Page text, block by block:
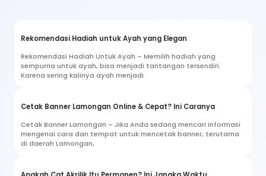
Rekomendasi Hadiah untuk Ayah yang Elegan
Rekomendasi Hadiah Untuk Ayah – Memilih hadiah yang
sempurna untuk ayah, bisa menjadi tantangan tersendiri.
Karena sering kalinya ayah menjadi
Cetak Banner Lamongan Online & Cepat? Ini Caranya
Cetak Banner Lamongan – Jika Anda sedang mencari informasi
mengenai cara dan tempat untuk mencetak banner, terutama
di daerah Lamongan,